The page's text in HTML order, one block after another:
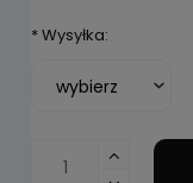
*Wysyłka: